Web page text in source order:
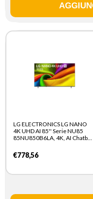
LG ELECTRONICS LG NANO
4K UHD AI 85'' Serie NU85
85NU850B6LA, 4K, AI Chatbot,
Enhancer, 3 HDMI, SMART TV
2026
€778,56